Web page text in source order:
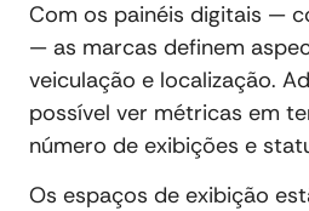
Com os painéis digitais —
— as marcas definem
veiculação e localização.
possível ver métricas em
número de exibições e
Os espaços de exibição